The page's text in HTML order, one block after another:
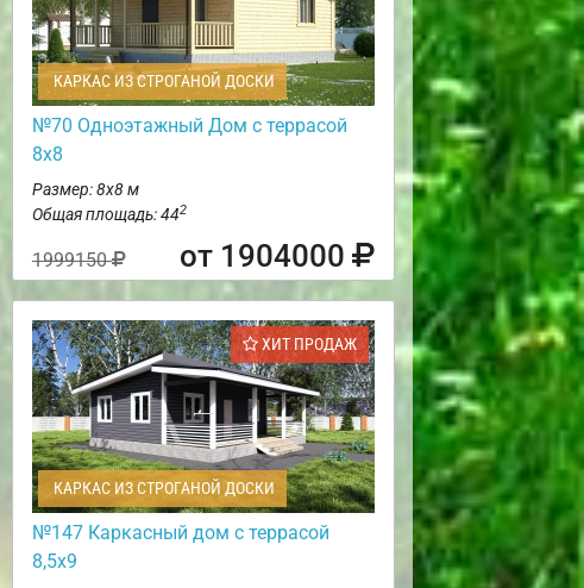
КАРКАС ИЗ СТРОГАНОЙ ДОСКИ
№70 Одноэтажный Дом с террасой
8х8
Размер: 8х8 м
Общая площадь: 442
1999150 от 1904000
ХИТ ПРОДАЖ
КАРКАС ИЗ СТРОГАНОЙ ДОСКИ
№147 Каркасный дом с террасой
8,5х9